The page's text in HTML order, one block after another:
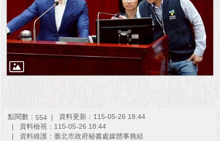
點閱數： 554
資料更新：115-05-26 18:44
資料檢視：115-05-26 18:44
資料維護：臺北市政府秘書處媒體事務組